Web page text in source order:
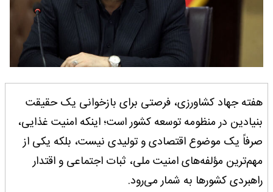
هفته جهاد کشاورزی، فرصتی برای بازخوانی یک حقیقت
بنیادین در منظومه توسعه کشور است؛ اینکه امنیت غذایی،
صرفاً یک موضوع اقتصادی و تولیدی نیست، بلکه یکی از
مهم‌ترین مؤلفه‌های امنیت ملی، ثبات اجتماعی و اقتدار
راهبردی کشورها به شمار می‌رود.